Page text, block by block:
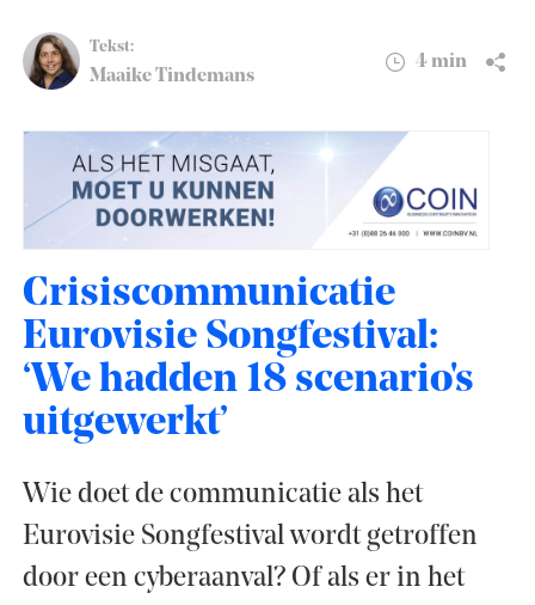
Tekst:
Maaike Tindemans
4 min
Crisiscommunicatie
Eurovisie Songfestival:
‘We hadden 18 scenario's
uitgewerkt’
Wie doet de communicatie als het
Eurovisie Songfestival wordt getroffen
door een cyberaanval? Of als er in het